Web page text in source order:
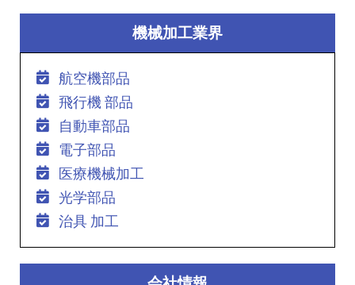
機械加工業界
航空機部品
飛行機 部品
自動車部品
電子部品
医療機械加工
光学部品
治具 加工